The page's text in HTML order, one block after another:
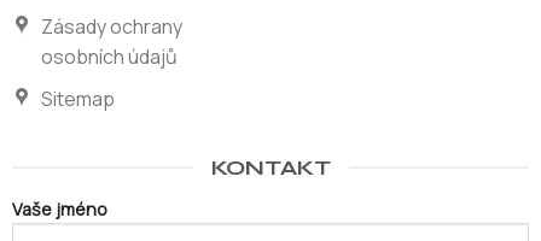
Zásady ochrany
osobních údajů
Sitemap
KONTAKT
Vaše jméno